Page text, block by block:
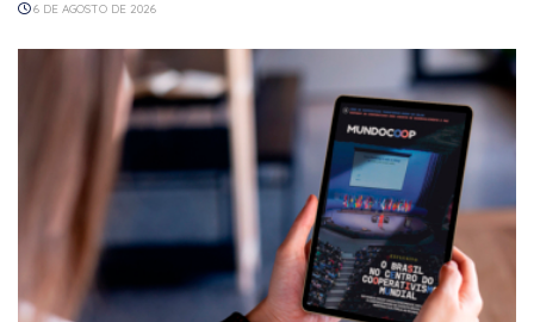
6 DE AGOSTO DE 2026